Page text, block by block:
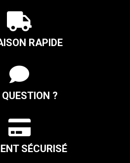

RAPIDE

QUESTION ?

SÉCURISÉ